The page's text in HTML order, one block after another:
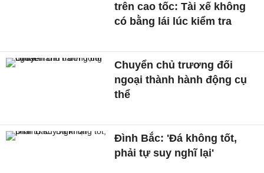
trên cao tốc: Tài xế không
có bằng lái lúc kiểm tra
Chuyển chủ trương đối
ngoại thành hành động cụ
thể
Đình Bắc: 'Đá không tốt,
phải tự suy nghĩ lại'